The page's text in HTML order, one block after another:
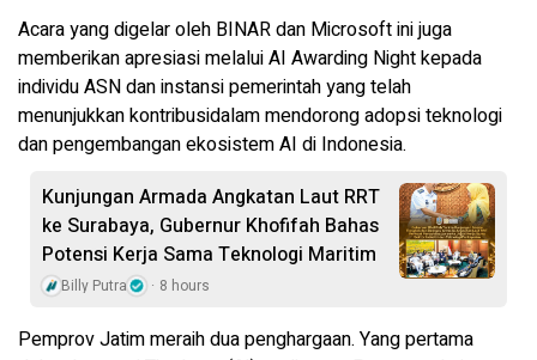
Acara yang digelar oleh BINAR dan Microsoft ini juga
memberikan apresiasi melalui AI Awarding Night kepada
individu ASN dan instansi pemerintah yang telah
menunjukkan kontribusidalam mendorong adopsi teknologi
dan pengembangan ekosistem AI di Indonesia.
Kunjungan Armada Angkatan Laut RRT
ke Surabaya, Gubernur Khofifah Bahas
Potensi Kerja Sama Teknologi Maritim
Billy Putra 8 hours
Pemprov Jatim meraih dua penghargaan. Yang pertama